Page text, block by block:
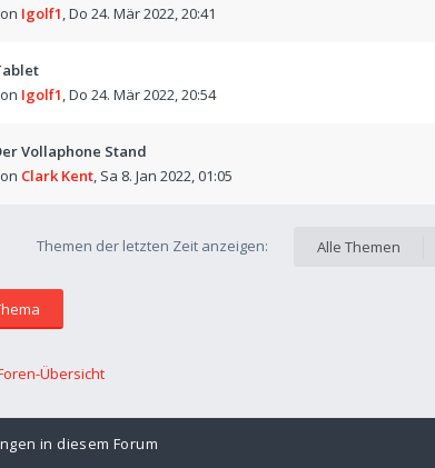
Igolf1,Do 24. Mär 2022, 20:41
Igolf1,Do 24. Mär 2022, 20:54
Vollaphone Stand
Clark Kent, Sa 8. Jan 2022, 01:05
Themen der letzten Zeit anzeigen: Alle Themen
Übersicht
in diesem Forum